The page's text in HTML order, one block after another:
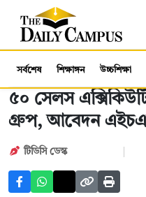
সর্বশেষ শিক্ষাঙ্গন উচ্চশিক্ষা
৫০ সেলস
গ্রুপ, আবেদন
টিডিসি ডেস্ক